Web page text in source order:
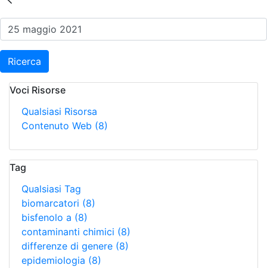
Ricerca
Voci Risorse
Qualsiasi Risorsa
Contenuto Web (8)
Tag
Qualsiasi Tag
biomarcatori (8)
bisfenolo a (8)
contaminanti chimici (8)
differenze di genere (8)
epidemiologia (8)